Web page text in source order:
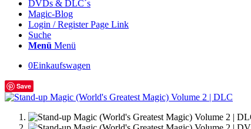
DVDs & DLC´s
Magic-Blog
Login / Register Page Link
Suche
Menü Menü
0Einkaufswagen
Save